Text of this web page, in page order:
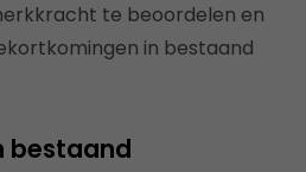
te beoordelen en
in bestaand
bestaand